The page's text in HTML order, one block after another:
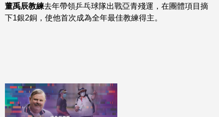
董禹辰教練
去年帶領乒乓球隊出戰亞青殘運，在團體項目摘